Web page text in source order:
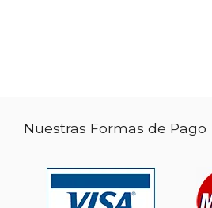
Nuestras Formas de Pago